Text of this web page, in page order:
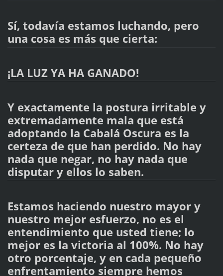
Sí, todavía estamos luchando, pero
una cosa es más que cierta:
¡LA LUZ YA HA GANADO!
Y exactamente la postura irritable y
extremadamente mala que está
adoptando la Cabalá Oscura es la
certeza de que han perdido. No hay
nada que negar, no hay nada que
disputar y ellos lo saben.
Estamos haciendo nuestro mayor y
nuestro mejor esfuerzo, no es el
entendimiento que usted tiene; lo
mejor es la victoria al 100%. No hay
otro porcentaje, y en cada pequeño
enfrentamiento siempre hemos